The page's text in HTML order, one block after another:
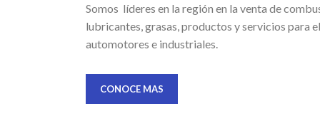
Somos líderes en la región en la venta de
lubricantes, grasas, productos y servicios para
automotores e industriales.
CONOCE MAS